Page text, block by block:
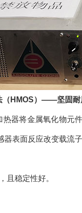
（HMOS）——坚固耐
器将金属氧化物元
表面反应改变载流
且稳定性好。